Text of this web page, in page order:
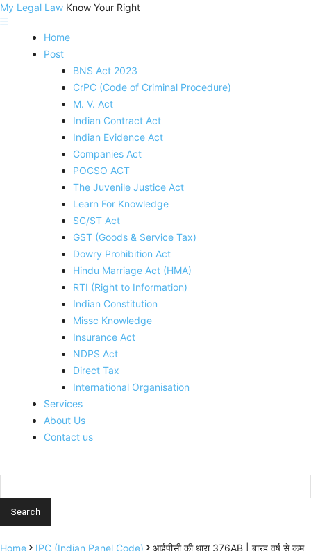
My Legal Law Know Your Right
Home
Post
BNS Act 2023
CrPC (Code of Criminal Procedure)
M. V. Act
Indian Contract Act
Indian Evidence Act
Companies Act
POCSO ACT
The Juvenile Justice Act
Learn For Knowledge
SC/ST Act
GST (Goods & Service Tax)
Dowry Prohibition Act
Hindu Marriage Act (HMA)
RTI (Right to Information)
Indian Constitution
Missc Knowledge
Insurance Act
NDPS Act
Direct Tax
International Organisation
Services
About Us
Contact us
Home IPC (Indian Panel Code)
आईपीसी की धारा 376AB | बारह वर्ष से कम